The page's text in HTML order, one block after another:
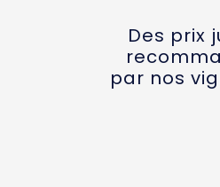
Des prix
par nos